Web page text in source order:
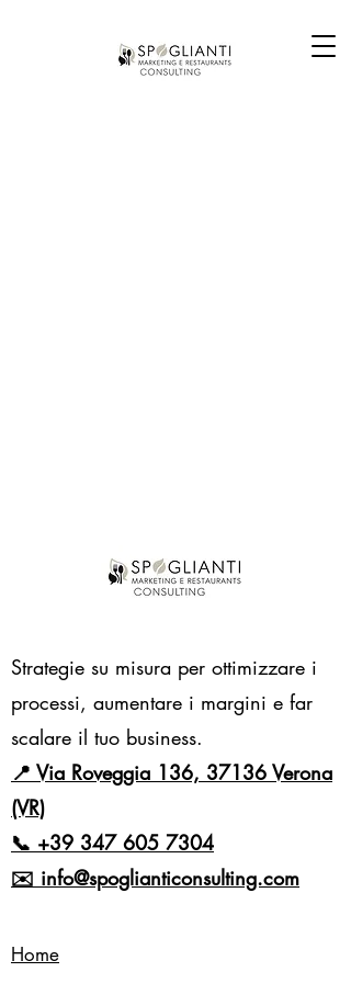
Strategie su misura per ottimizzare i
processi, aumentare i margini e far
scalare il tuo business.
📍 Via Roveggia 136, 37136 Verona
(VR)
📞 +39 347 605 7304
✉️ info@spoglianticonsulting.com
Home